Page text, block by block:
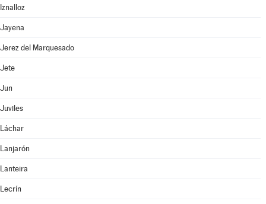
Iznalloz
Jayena
Jerez del Marquesado
Jete
Jun
Juviles
Láchar
Lanjarón
Lanteira
Lecrín